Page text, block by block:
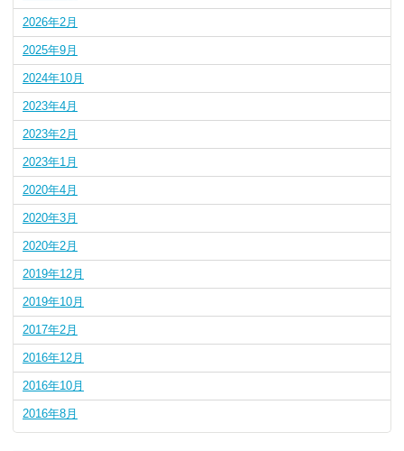
2026年2月
2025年9月
2024年10月
2023年4月
2023年2月
2023年1月
2020年4月
2020年3月
2020年2月
2019年12月
2019年10月
2017年2月
2016年12月
2016年10月
2016年8月